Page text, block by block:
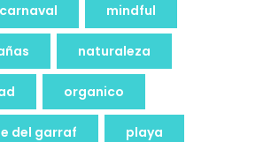
mindful
naturaleza
organico
del garraf playa